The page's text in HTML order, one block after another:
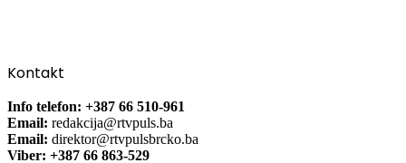
Kontakt
Info telefon: +387 66 510-961
Email: redakcija@rtvpuls.ba
Email: direktor@rtvpulsbrcko.ba
Viber: +387 66 863-529